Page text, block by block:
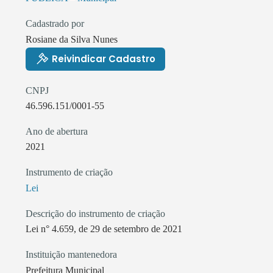
Cadastrado por
Rosiane da Silva Nunes
Reivindicar Cadastro
CNPJ
46.596.151/0001-55
Ano de abertura
2021
Instrumento de criação
Lei
Descrição do instrumento de criação
Lei n° 4.659, de 29 de setembro de 2021
Instituição mantenedora
Prefeitura Municipal